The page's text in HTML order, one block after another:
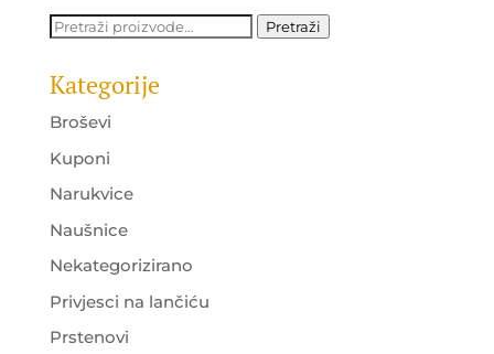
25.00 KM.19.00 KM.
Pretraži: Pretraži
Kategorije
Broševi
Kuponi
Narukvice
Naušnice
Nekategorizirano
Privjesci na lančiću
Prstenovi